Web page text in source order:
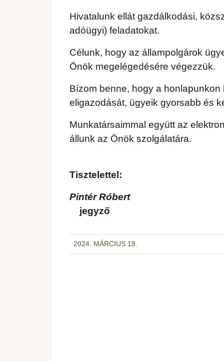
Hivatalunk ellát gazdálkodási,
adóügyi) feladatokat.
Célunk, hogy az állampolgárok
Önök megelégedésére végezzük.
Bízom benne, hogy a
eligazodását, ügyeik gyorsabb és
Munkatársaimmal együtt az
állunk az Önök szolgálatára.
Tisztelettel:
Pintér Róbert
jegyző
2024. MÁRCIUS 18.